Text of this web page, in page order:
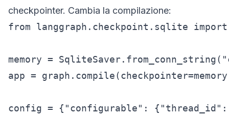
checkpointer. Cambia la compilazione:
from langgraph.checkpoint.sqlite
memory =
app =
config = {"configurable": {"thread_id":